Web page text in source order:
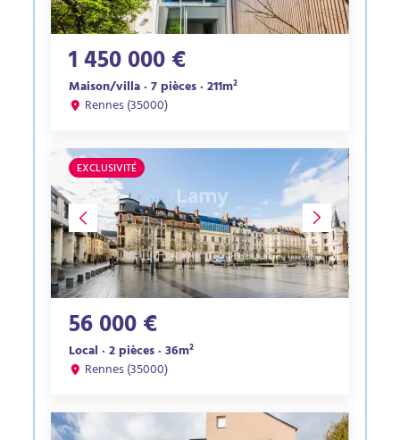
1 450 000 €
Maison/villa · 7 pièces · 211m²
Rennes (35000)
EXCLUSIVITÉ
56 000 €
Local · 2 pièces · 36m²
Rennes (35000)